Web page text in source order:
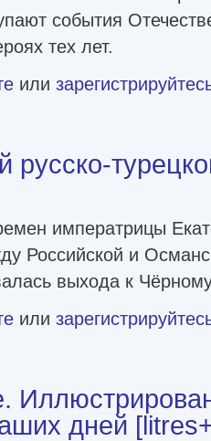
события
тех лет.
Книга 3. Христолюбивые воины
или
русско-
императрицы
Российской и
выхода к
русско-турецкой войне. 1768–1774 гг.
или
дней